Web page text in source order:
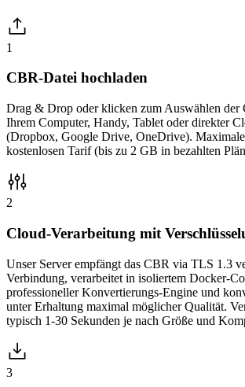
1
CBR-Datei hochladen
Drag & Drop oder klicken zum Auswählen der
Ihrem Computer, Handy, Tablet oder direkter
(Dropbox, Google Drive, OneDrive).
kostenlosen Tarif (bis zu 2 GB in bezahlten
2
Cloud-Verarbeitung mit
Unser Server empfängt das CBR via TLS 1.3
Verbindung, verarbeitet in isoliertem Docker-
professioneller Konvertierungs-Engine und
unter Erhaltung maximal möglicher Qualität.
typisch 1-30 Sekunden je nach Größe und
3